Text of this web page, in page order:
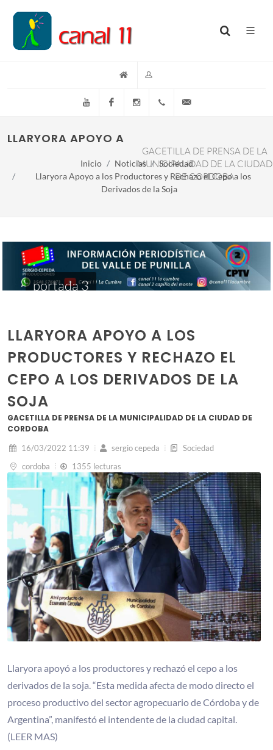
YouTube FacebookInstagram(+54)(9)3548-576073
LLARYORA APOYO A LOS PRODUCTORES Y
GACETILLA DE PRENSA DE LA
MUNICIPALIDAD DE LA CIUDAD
DE CORDOBA
Inicio Noticias
Sociedad
Llaryora Apoyo a los Productores y Rechazo el Cepo a los
Derivados de la Soja
portada 3
LLARYORA APOYO A LOS
PRODUCTORES Y RECHAZO EL
CEPO A LOS DERIVADOS DE LA
SOJA
GACETILLA DE PRENSA DE LA MUNICIPALIDAD DE LA CIUDAD DE
CORDOBA
16/03/2022 11:39 sergio cepeda
Sociedad
cordoba
1355 lecturas
Llaryora apoyó a los productores y rechazó el cepo a los
derivados de la soja. “Esta medida afecta de modo directo el
proceso productivo del sector agropecuario de Córdoba y de
Argentina”, manifestó el intendente de la ciudad capital.
(LEER MAS)